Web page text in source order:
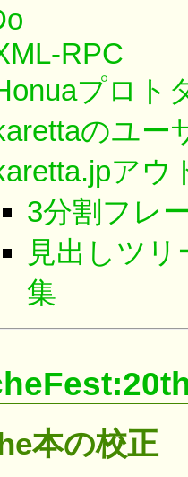
RPC
プロト
のユー
アウ
3分割フレ
見出しツ
集
本の校正